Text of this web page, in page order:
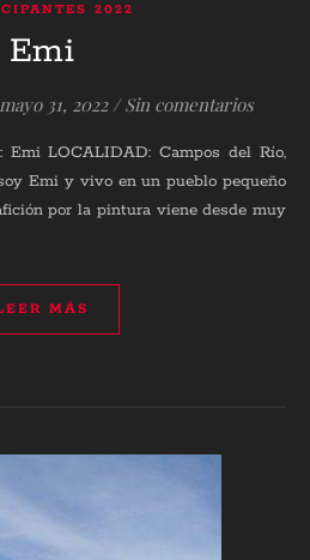
2022
Emi
mayo 31, 2022 / Sin comentarios
Emi y vivo en un pueblo pequeño
por la pintura viene desde muy
MÁS